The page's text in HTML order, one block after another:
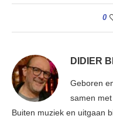
0
DIDIER
Geboren
samen
Buiten muziek en uitgaan